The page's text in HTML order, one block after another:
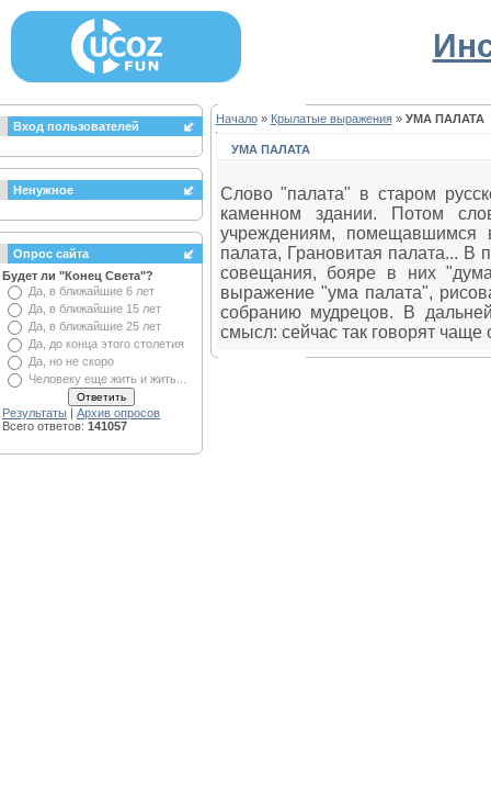
Вход пользователей
Ненужное
Опрос сайта
Будет ли "Конец Света"?
Да, в ближайшие 6 лет
Да, в ближайшие 15 лет
Да, в ближайшие 25 лет
Да, до конца этого столетия
Да, но не скоро
Человеку еще жить и жить...
Результаты | Архив опросов
Всего ответов: 141057
Начало» Крылатые выражения» УМА ПАЛАТА
УМА ПАЛАТА
Слово "палата" в старом
каменном здании. Потом
учреждениям, помещавшимся
палата, Грановитая палата... В
совещания, бояре в них
выражение "ума палата",
собранию мудрецов. В
смысл: сейчас так говорят